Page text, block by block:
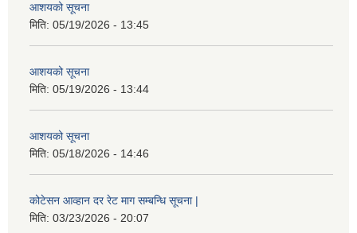
आशयको सूचना
मिति: 05/19/2026 - 13:45
आशयको सूचना
मिति: 05/19/2026 - 13:44
आशयको सूचना
मिति: 05/18/2026 - 14:46
कोटेसन आव्हान दर रेट माग सम्बन्धि सूचना |
मिति: 03/23/2026 - 20:07